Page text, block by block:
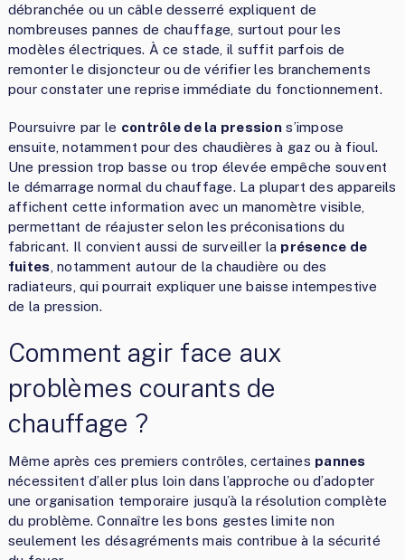
débranchée ou un câble desserré expliquent de
nombreuses pannes de chauffage, surtout pour les
modèles électriques. À ce stade, il suffit parfois de
remonter le disjoncteur ou de vérifier les branchements
pour constater une reprise immédiate du fonctionnement.
Poursuivre par le contrôle de la pression s’impose
ensuite, notamment pour des chaudières à gaz ou à fioul.
Une pression trop basse ou trop élevée empêche souvent
le démarrage normal du chauffage. La plupart des appareils
affichent cette information avec un manomètre visible,
permettant de réajuster selon les préconisations du
fabricant. Il convient aussi de surveiller la présence de
fuites , notamment autour de la chaudière ou des
radiateurs, qui pourrait expliquer une baisse intempestive
de la pression.
Comment agir face aux
problèmes courants de
chauffage ?
Même après ces premiers contrôles, certaines pannes
nécessitent d’aller plus loin dans l’approche ou d’adopter
une organisation temporaire jusqu’à la résolution complète
du problème. Connaître les bons gestes limite non
seulement les désagréments mais contribue à la sécurité